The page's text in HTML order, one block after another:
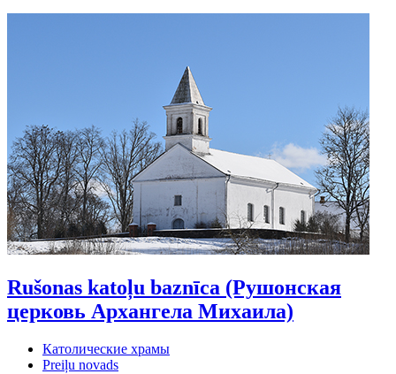
Rušonas katoļu baznīca (Рушонская
церковь Архангела Михаила)
Католические храмы
Preiļu novads